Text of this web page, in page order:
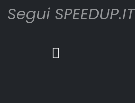
Segui SPEEDUP.IT